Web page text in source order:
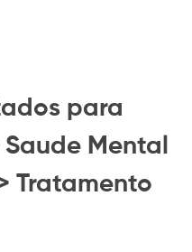
para
Mental
Tratamento